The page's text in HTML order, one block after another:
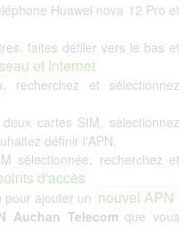
Huawei nova 12 Pro et
faites défiler vers le bas et
et Internet
recherchez et sélectionnez
cartes SIM, sélectionnez
définir l'APN.
sélectionnée, recherchez et
d'accès
pour ajouter un nouvel APN
Auchan Telecom que vous